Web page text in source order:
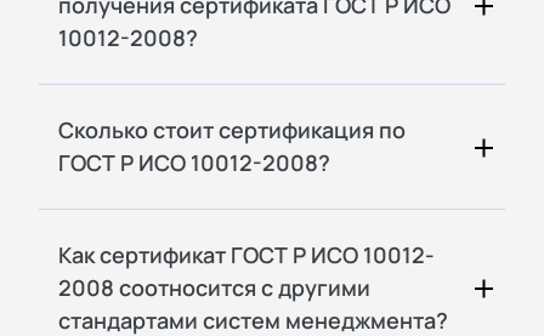
10012-2008?
Сколько стоит сертификация по
ГОСТ Р ИСО 10012-2008?
Как сертификат ГОСТ Р ИСО 10012-
2008 соотносится с другими
стандартами систем менеджмента?